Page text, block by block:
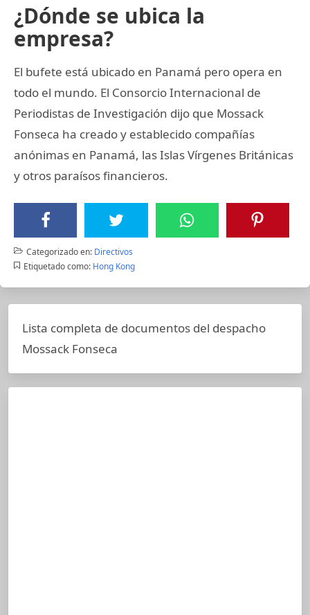
¿Dónde se ubica la
empresa?
El bufete está ubicado en Panamá pero opera en
todo el mundo. El Consorcio Internacional de
Periodistas de Investigación dijo que Mossack
Fonseca ha creado y establecido compañías
anónimas en Panamá, las Islas Vírgenes Británicas
y otros paraísos financieros.
Categorizado en: Directivos
Etiquetado como: Hong Kong
Lista completa de documentos del despacho
Mossack Fonseca